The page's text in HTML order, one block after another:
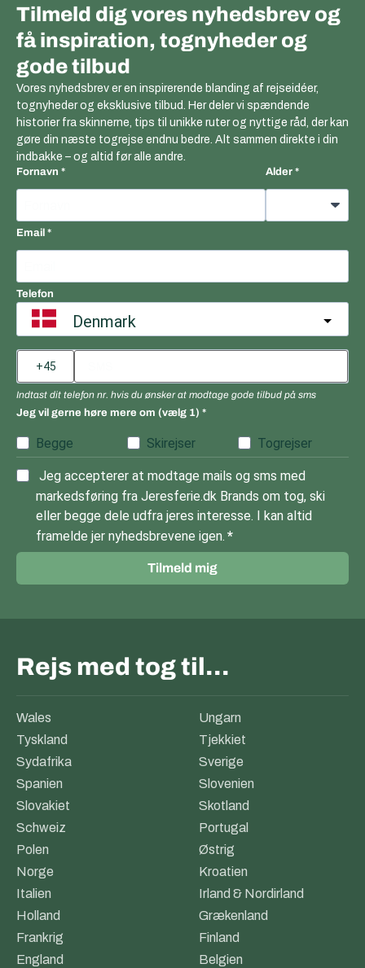
Tilmeld dig vores nyhedsbrev og
få inspiration, tognyheder og
gode tilbud
Vores nyhedsbrev er en inspirerende blanding af rejseidéer,
tognyheder og eksklusive tilbud. Her deler vi spændende
historier fra skinnerne, tips til unikke ruter og nyttige råd, der kan
gøre din næste togrejse endnu bedre. Alt sammen direkte i din
indbakke – og altid før alle andre.
Fornavn Alder
Email
Telefon
Denmark
Indtast dit telefon nr. hvis du ønsker at modtage gode tilbud på sms
Jeg vil gerne høre mere om (vælg 1)
Begge Skirejser Togrejser
Jeg accepterer at modtage mails og sms med
markedsføring fra Jeresferie.dk Brands om tog, ski
eller begge dele udfra jeres interesse. I kan altid
framelde jer nyhedsbrevene igen.
Tilmeld mig
Rejs med tog til…
Wales
Ungarn
Tyskland
Tjekkiet
Sydafrika
Sverige
Spanien
Slovenien
Slovakiet
Skotland
Schweiz
Portugal
Polen
Østrig
Norge
Kroatien
Italien
Irland & Nordirland
Holland
Grækenland
Frankrig
Finland
England
Belgien